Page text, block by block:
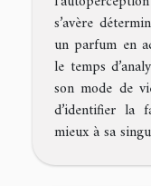
s’avère
un parfum en
le temps
son mode de
d’identifier la
mieux à sa